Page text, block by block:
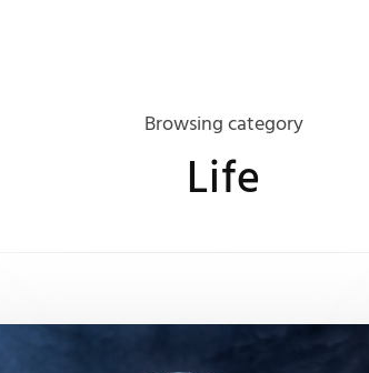
Browsing category
Life